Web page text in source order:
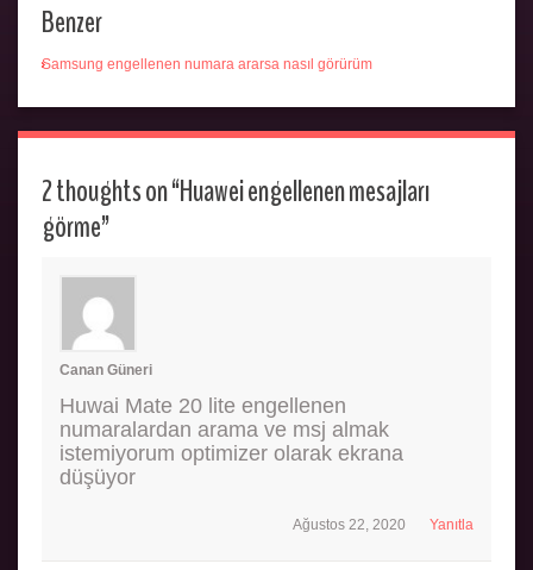
Benzer
Samsung engellenen numara ararsa nasıl görürüm
2 thoughts on “Huawei engellenen mesajları
görme”
Canan Güneri
Huwai Mate 20 lite engellenen
numaralardan arama ve msj almak
istemiyorum optimizer olarak ekrana
düşüyor
Yanıtla
Ağustos 22, 2020